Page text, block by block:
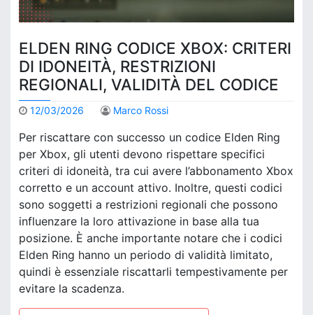
ELDEN RING CODICE XBOX: CRITERI
DI IDONEITÀ, RESTRIZIONI
REGIONALI, VALIDITÀ DEL CODICE
12/03/2026 Marco Rossi
Per riscattare con successo un codice Elden Ring
per Xbox, gli utenti devono rispettare specifici
criteri di idoneità, tra cui avere l’abbonamento Xbox
corretto e un account attivo. Inoltre, questi codici
sono soggetti a restrizioni regionali che possono
influenzare la loro attivazione in base alla tua
posizione. È anche importante notare che i codici
Elden Ring hanno un periodo di validità limitato,
quindi è essenziale riscattarli tempestivamente per
evitare la scadenza.